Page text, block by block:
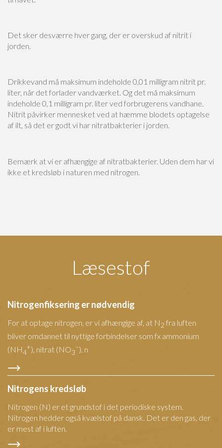
Det sker desværre hver gang, der er overskud af nitrit i
jorden.
Drikkevand må maksimum indeholde 0,01 milligram nitrit pr.
liter, når det forlader vandværket. Og det må maksimum
indeholde 0,1 milligram pr. liter ved forbrugerens vandhane.
Nitrit påvirker mennesket ved at hæmme blodets optagelse
af ilt, så det er godt vi har nitratbakterier i jorden.
видачі кредиту. Це може створити серйозні труднощі для студентів,
фрілансерів, самозайнятих осіб або тих, хто працює неофіційно. На щастя,
розпоряджатися такими кредитами, вони можуть стати зручним інструментом
Bemærk at vi er afhængige af nitratbakterier. Uden dem har vi
ikke et kredsløb i naturen med nitrogen.
Læsestof
Nitrogenfiksering er nødvendig
For at optage nitrogen, er vi afhængige af, at N2 fra luften
bliver omdannet til nyttige forbindelser som fx ammonium
(NH4
+), nitrat (NO3
–), n
Nitrogens kredsløb
Nitrogen (N) er et grundstof i det periodiske system.
Nitrogen hedder også kvælstof på dansk. Det er den gas, der
er mest af i luften.